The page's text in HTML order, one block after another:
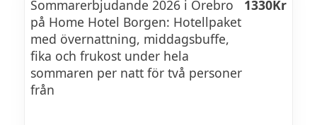
Sommarerbjudande 2026 i Örebro
på Home Hotel Borgen: Hotellpaket
med övernattning, middagsbuffe,
fika och frukost under hela
sommaren per natt för två personer
från
1330Kr